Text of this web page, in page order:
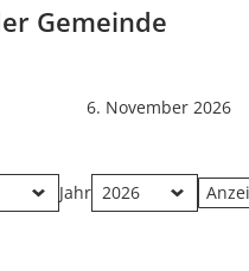
Gemeinde
6. November 2026
Jahr